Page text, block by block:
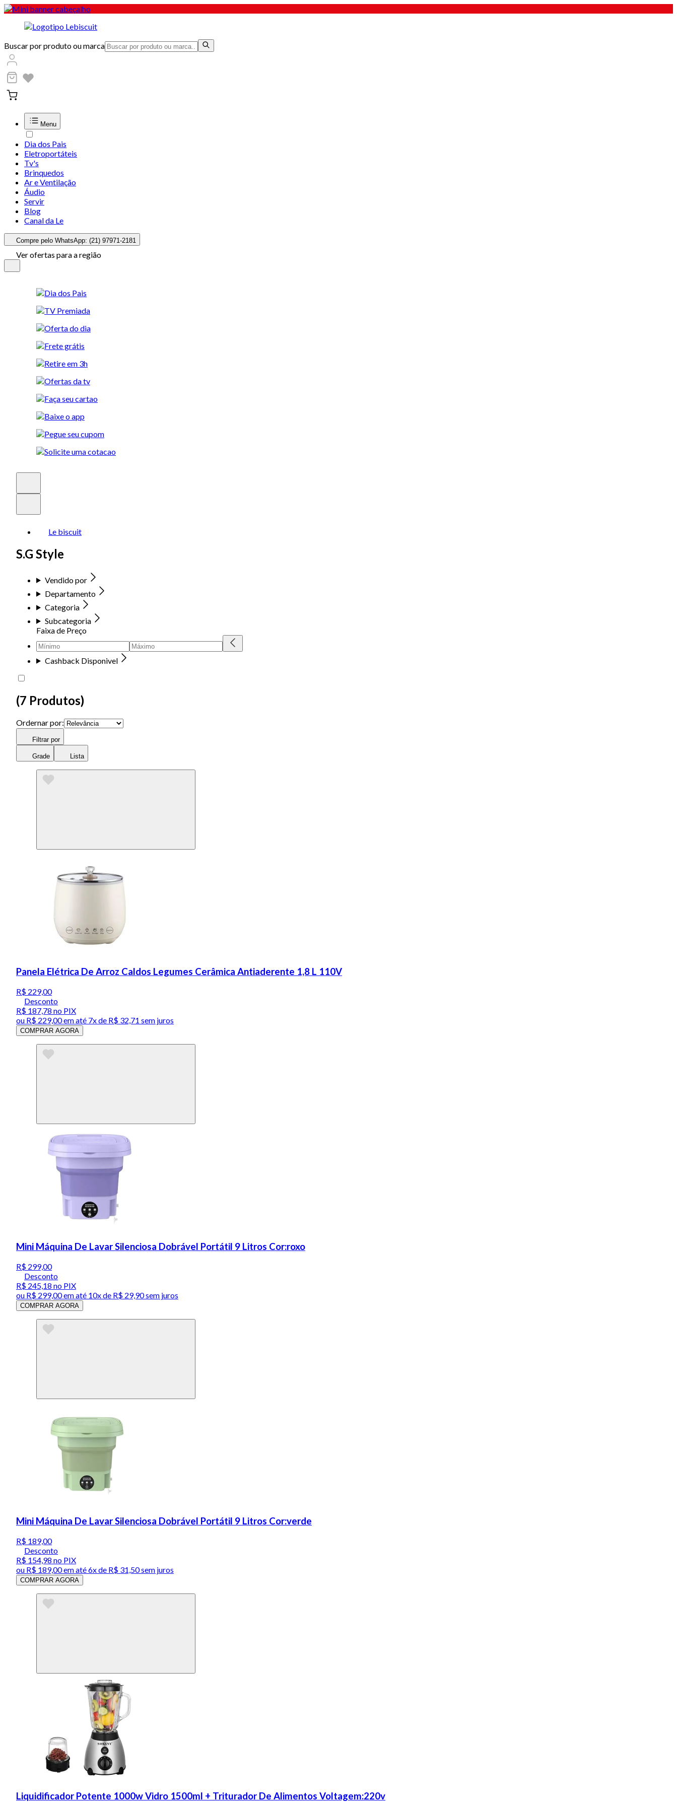
Buscar por produto ou marca
Menu
Dia dos Pais
Eletroportáteis
Tv's
Brinquedos
Ar e Ventilação
Áudio
Servir
Blog
Canal da Le
Compre pelo WhatsApp: (21) 97971-2181
Ver ofertas para a região
Le biscuit
S.G Style
Vendido por
Departamento
Categoria
Subcategoria
Faixa de Preço
Cashback Disponivel
(7 Produtos)
Ordernar por:
Filtrar por
Grade Lista
Panela Elétrica De Arroz Caldos Legumes Cerâmica Antiaderente 1,8 L 110V
R$ 229,00
Desconto
R$ 187,78 no PIX
ou R$ 229,00em até 7x de R$ 32,71 sem juros
COMPRAR AGORA
Mini Máquina De Lavar Silenciosa Dobrável Portátil 9 Litros Cor:roxo
R$ 299,00
Desconto
R$ 245,18 no PIX
ou R$ 299,00em até 10x de R$ 29,90 sem juros
COMPRAR AGORA
Mini Máquina De Lavar Silenciosa Dobrável Portátil 9 Litros Cor:verde
R$ 189,00
Desconto
R$ 154,98 no PIX
ou R$ 189,00em até6x de R$ 31,50 sem juros
COMPRAR AGORA
Liquidificador Potente 1000w Vidro 1500ml + Triturador De Alimentos Voltagem:220v